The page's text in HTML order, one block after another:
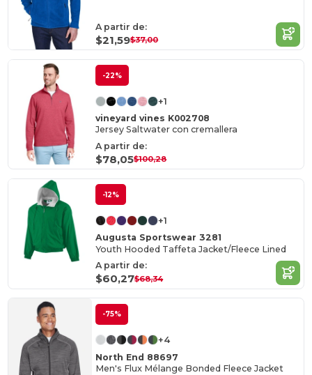
A partir de:
$21,59$37,00
-22%
+1
vineyard vines K002708
Jersey Saltwater con cremallera
A partir de:
$78,05$100,28
-12%
+1
Augusta Sportswear 3281
Youth Hooded Taffeta Jacket/Fleece Lined
A partir de:
$60,27$68,34
-75%
+4
North End 88697
Men's Flux Mélange Bonded Fleece Jacket